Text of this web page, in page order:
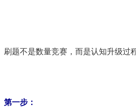
刷题不是数量竞赛，而是认知升级过
第一步：